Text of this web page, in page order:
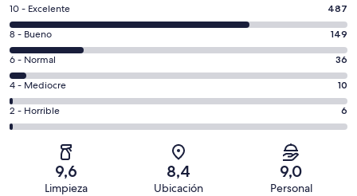
487
comentarios
de
un
total
de
688
con
puntuación
10 - Excelente 487
149
comentarios
de
un
total
de
puntuación
8 - Bueno 149
36
comentarios
de
un
total
6 - Normal 36
10
comentarios
de
4 - Mediocre 10
6
comentarios
2 - Horrible 6
9,6
Limpieza
8,4
Ubicación
9,0
Personal